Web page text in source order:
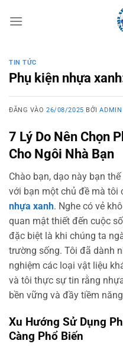
qua
TIN TỨC
Phụ kiện nhựa
ĐĂNG VÀO26/08/2025 BỞIADMIN
7 Lý Do Nên Chọn
Cho Ngôi Nhà Bạn
Chào bạn, dạo này bạn
với bạn một chủ đề mà tôi
nhựa xanh. Nghe có vẻ
quan mật thiết đến cuộc
đặc biệt là khi chúng ta
trường sống. Tôi đã dành
nghiệm các loại vật liệu
và tôi thực sự tin rằng
bền vững và đầy tiềm
Xu Hướng Sử Dụng
Càng Phổ Biến